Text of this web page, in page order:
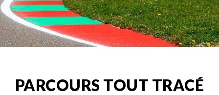
PARCOURS TOUT TRACÉ